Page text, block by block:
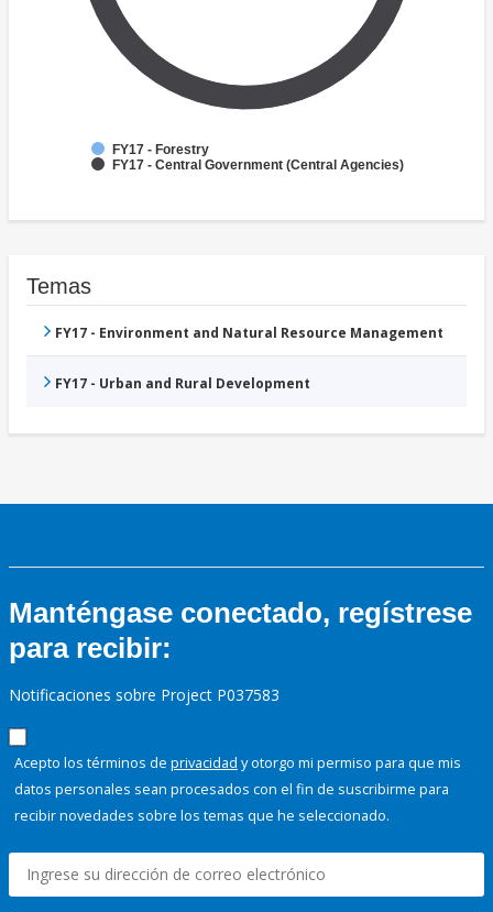
FY17 - Forestry
FY17 - Central Government (Central Agencies)
Temas
FY17 - Environment and Natural Resource Management
FY17 - Urban and Rural Development
Manténgase conectado, regístrese
para recibir:
Notificaciones sobre Project P037583
Acepto los términos de privacidad y otorgo mi permiso para que mis
datos personales sean procesados con el fin de suscribirme para
recibir novedades sobre los temas que he seleccionado.